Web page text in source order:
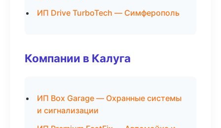
ИП Drive TurboTech — Симферополь
Компании в Калуга
ИП Box Garage — Охранные системы
и сигнализации